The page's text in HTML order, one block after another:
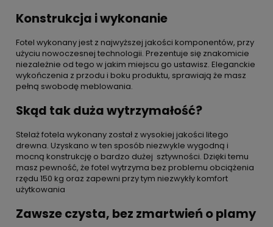
Konstrukcja i wykonanie
Fotel wykonany jest z najwyższej jakości komponentów, przy
użyciu nowoczesnej technologii. Prezentuje się znakomicie
niezależnie od tego w jakim miejscu go ustawisz. Eleganckie
wykończenia z przodu i boku produktu, sprawiają że masz
pełną swobodę meblowania.
Skąd tak duża wytrzymałość?
Stelaż fotela wykonany został z wysokiej jakości litego
drewna. Uzyskano w ten sposób niezwykle wygodną i
mocną konstrukcję o bardzo dużej sztywności. Dzięki temu
masz pewność, że fotel wytrzyma bez problemu obciążenia
rzędu 150 kg oraz zapewni przy tym niezwykły komfort
użytkowania
Zawsze czysta, bez zmartwień o plamy